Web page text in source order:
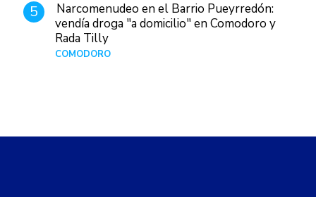
5
Narcomenudeo en el Barrio Pueyrredón:
vendía droga "a domicilio" en Comodoro y
Rada Tilly
COMODORO